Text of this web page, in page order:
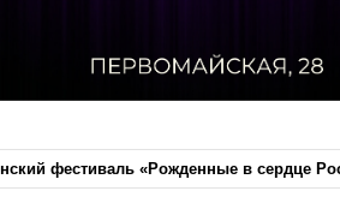
фестиваль «Рожденные в сердце